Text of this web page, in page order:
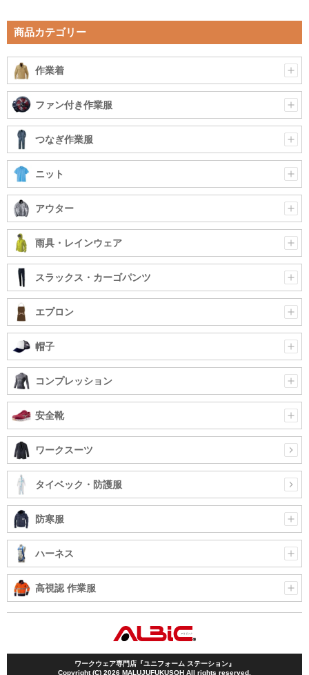
商品カテゴリー
作業着
ファン付き作業服
つなぎ作業服
ニット
アウター
雨具・レインウェア
スラックス・カーゴパンツ
エプロン
帽子
コンプレッション
安全靴
ワークスーツ
タイベック・防護服
防寒服
ハーネス
高視認 作業服
ワークウェア専門店『ユニフォーム ステーション』
Copyright (C) 2026 MALUJUFUKUSOH All rights reserved.